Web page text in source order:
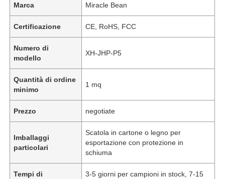
Marca Miracle Bean
Certificazione CE, RoHS, FCC
Numero di
modello
XH-JHP-P5
Quantità di ordine
minimo
1 mq
Prezzo negotiate
Imballaggi
particolari
Scatola in cartone o legno per
esportazione con protezione in
schiuma
Tempi di
3-5 giorni per campioni in stock, 7-15